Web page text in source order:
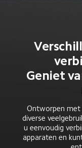
Geniet
Ontworpen met
diverse
u eenvoudig
apparaten en